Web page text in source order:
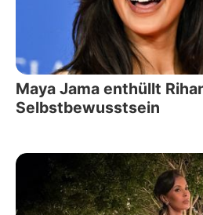
Maya Jama enthüllt
Selbstbewusstsein